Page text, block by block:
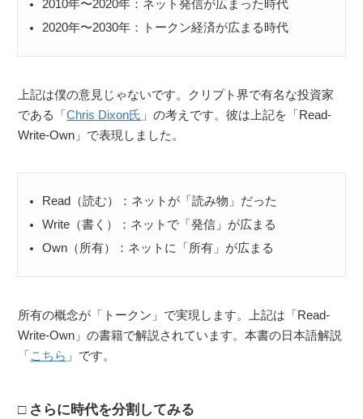
2010年〜2020年：ネット発信が広まった時代
2020年〜2030年：トークン経済が広まる時代
上記は僕の意見じゃないです。クリプト界で有名な投資家
である「Chris Dixon氏 」の考えです。彼は上記を「Read-
Write-Own」で表現しました。
Read（読む）：ネットが「読み物」だった
Write（書く）：ネットで「発信」が広まる
Own（所有）：ネットに「所有」が広まる
所有の概念が「トークン」で実現します。上記は「Read-
Write-Own」の書籍で解説されています。本書の日本語解説
「 こちら 」です。
さらに時代を分割してみる